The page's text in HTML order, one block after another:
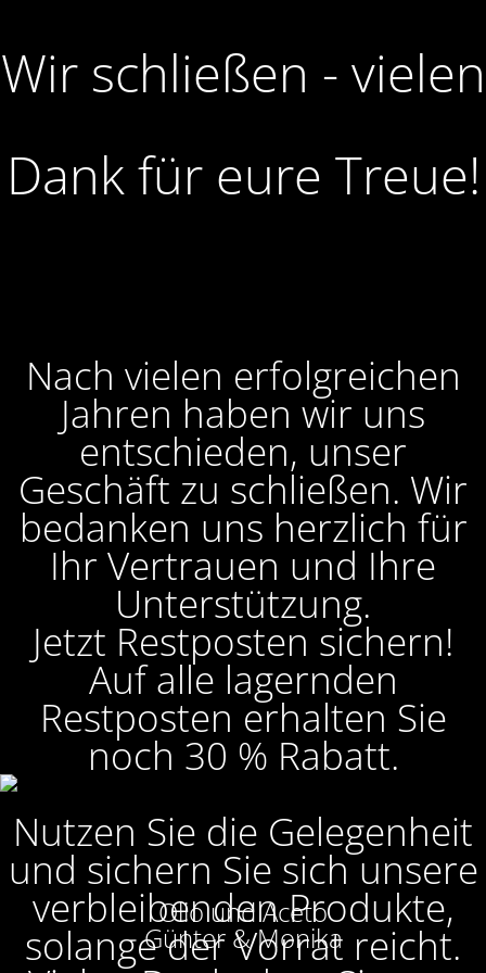
Wir schließen - vielen
Dank für eure Treue!
Nach vielen erfolgreichen
Jahren haben wir uns
entschieden, unser
Geschäft zu schließen. Wir
bedanken uns herzlich für
Ihr Vertrauen und Ihre
Unterstützung.
Jetzt Restposten sichern!
Auf alle lagernden
Restposten erhalten Sie
noch 30 % Rabatt.
Nutzen Sie die Gelegenheit
und sichern Sie sich unsere
verbleibenden Produkte,
solange der Vorrat reicht.
Olio und Aceto
Günter & Monika